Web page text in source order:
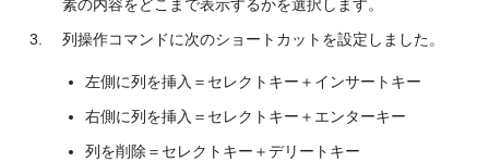
素の内容をどこまで表示するかを選択します。
列操作コマンドに次のショートカットを設定しました。
左側に列を挿入＝セレクトキー＋インサートキー
右側に列を挿入＝セレクトキー＋エンターキー
列を削除＝セレクトキー＋デリートキー